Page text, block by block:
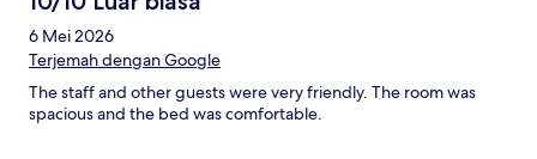
6 Mei 2026
Terjemah dengan Google
The staff and other guests were very friendly. The room was
spacious and the bed was comfortable.